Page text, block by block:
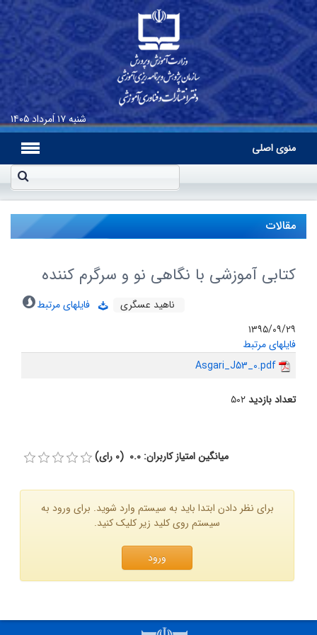
شنبه۱۷ اَمرداد ۱۴۰۵
منوی اصلی
مقالات
کتابی آموزشی با نگاهی نو و سرگرم کننده
ناهید عسگری
فایلهای مرتبط
۱۳۹۵/۰۹/۲۹
فایلهای مرتبط
Asgari_J53_0.pdf
تعداد بازدید۵۰۲
میانگین امتیاز کاربران: 0.0 (0 رای)
برای نظر دادن ابتدا باید به سیستم وارد شوید. برای ورود به
سیستم روی کلید زیر کلیک کنید.
ورود